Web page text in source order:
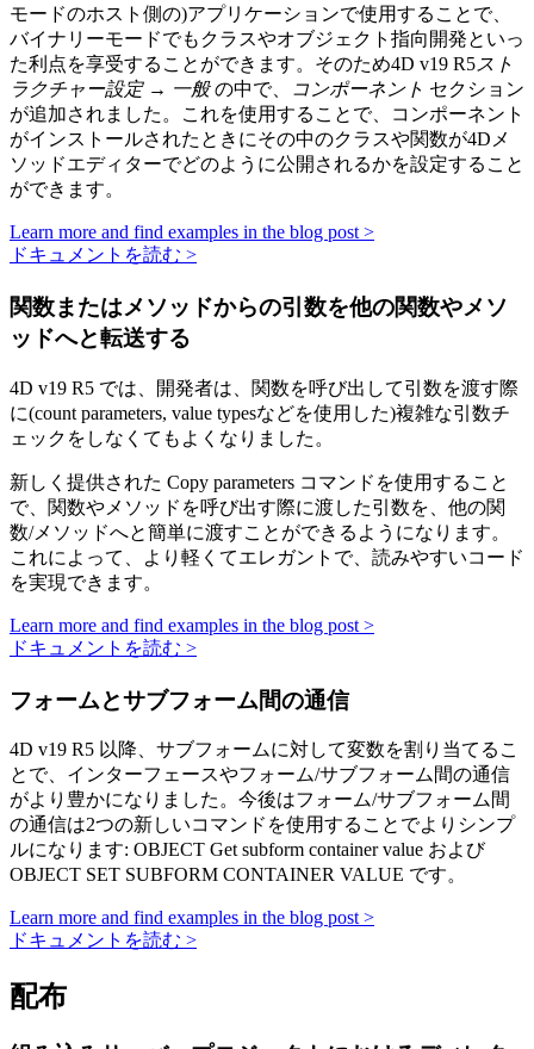
モードのホスト側の)アプリケーションで使用することで、
バイナリーモードでもクラスやオブジェクト指向開発といっ
た利点を享受することができます。そのため4D v19 R5 スト
ラクチャー設定 → 一般の中で、 コンポーネント セクション
が追加されました。これを使用することで、コンポーネント
がインストールされたときにその中のクラスや関数が4Dメ
ソッドエディターでどのように公開されるかを設定すること
ができます。
Learn more and find examples in the blog post >
ドキュメントを読む >
関数またはメソッドからの引数を他の関数やメソ
ッドへと転送する
4D v19 R5 では、開発者は、関数を呼び出して引数を渡す際
に(count parameters, value typesなどを使用した)複雑な引数チ
ェックをしなくてもよくなりました。
新しく提供された Copy parameters コマンドを使用すること
で、関数やメソッドを呼び出す際に渡した引数を、他の関
数/メソッドへと簡単に渡すことができるようになります。
これによって、より軽くてエレガントで、読みやすいコード
を実現できます。
Learn more and find examples in the blog post >
ドキュメントを読む >
フォームとサブフォーム間の通信
4D v19 R5 以降、サブフォームに対して変数を割り当てるこ
とで、インターフェースやフォーム/サブフォーム間の通信
がより豊かになりました。今後はフォーム/サブフォーム間
の通信は2つの新しいコマンドを使用することでよりシンプ
ルになります: OBJECT Get subform container value および
OBJECT SET SUBFORM CONTAINER VALUE です。
Learn more and find examples in the blog post >
ドキュメントを読む >
配布